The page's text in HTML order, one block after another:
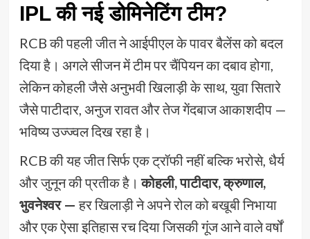
IPL की नई डोमिनेटिंग टीम?
RCB की पहली जीत ने आईपीएल के पावर बैलेंस को बदल
दिया है। अगले सीजन में टीम पर चैंपियन का दबाव होगा,
लेकिन कोहली जैसे अनुभवी खिलाड़ी के साथ, युवा सितारे
जैसे पाटीदार, अनुज रावत और तेज गेंदबाज आकाशदीप —
भविष्य उज्ज्वल दिख रहा है।
RCB की यह जीत सिर्फ एक ट्रॉफी नहीं बल्कि भरोसे, धैर्य
और जुनून की प्रतीक है।कोहली, पाटीदार, क्रुणाल,
भुवनेश्वर — हर खिलाड़ी ने अपने रोल को बखूबी निभाया
और एक ऐसा इतिहास रच दिया जिसकी गूंज आने वाले वर्षों